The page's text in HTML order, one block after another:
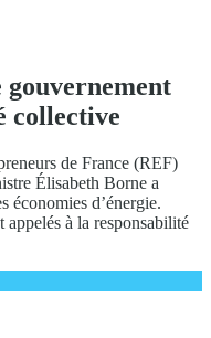
gouvernement
collective
de France (REF)
Élisabeth Borne a
économies d’énergie.
à la responsabilité